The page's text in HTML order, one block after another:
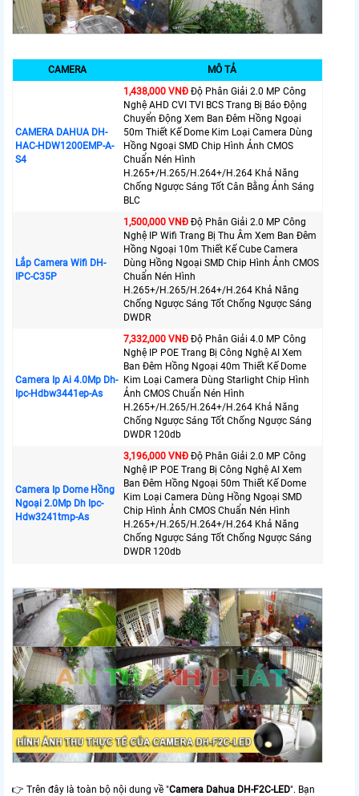
CAMERA MÔ TẢ
CAMERA DAHUA DH-
HAC-HDW1200EMP-A-
S4
1,438,000 VNÐ Độ Phân Giải 2.0 MP Công
Nghệ AHD CVI TVI BCS Trang Bị Báo Động
Chuyển Động Xem Ban Đêm Hồng Ngoại
50m Thiết Kế Dome Kim Loại Camera Dùng
Hồng Ngoại SMD Chip Hình Ảnh CMOS
Chuẩn Nén Hình
H.265+/H.265/H.264+/H.264 Khả Năng
Chống Ngược Sáng Tốt Cân Bằng Ánh Sáng
BLC
Lắp Camera Wifi DH-
IPC-C35P
1,500,000 VNÐ Độ Phân Giải 2.0 MP Công
Nghệ IP Wifi Trang Bị Thu Âm Xem Ban Đêm
Hồng Ngoại 10m Thiết Kế Cube Camera
Dùng Hồng Ngoại SMD Chip Hình Ảnh CMOS
Chuẩn Nén Hình
H.265+/H.265/H.264+/H.264 Khả Năng
Chống Ngược Sáng Tốt Chống Ngược Sáng
DWDR
Camera Ip Ai 4.0Mp Dh-
Ipc-Hdbw3441ep-As
7,332,000 VNÐ Độ Phân Giải 4.0 MP Công
Nghệ IP POE Trang Bị Công Nghệ AI Xem
Ban Đêm Hồng Ngoại 40m Thiết Kế Dome
Kim Loại Camera Dùng Starlight Chip Hình
Ảnh CMOS Chuẩn Nén Hình
H.265+/H.265/H.264+/H.264 Khả Năng
Chống Ngược Sáng Tốt Chống Ngược Sáng
DWDR 120db
Camera Ip Dome Hồng
Ngoại 2.0Mp Dh Ipc-
Hdw3241tmp-As
3,196,000 VNÐ Độ Phân Giải 2.0 MP Công
Nghệ IP POE Trang Bị Công Nghệ AI Xem
Ban Đêm Hồng Ngoại 50m Thiết Kế Dome
Kim Loại Camera Dùng Hồng Ngoại SMD
Chip Hình Ảnh CMOS Chuẩn Nén Hình
H.265+/H.265/H.264+/H.264 Khả Năng
Chống Ngược Sáng Tốt Chống Ngược Sáng
DWDR 120db
👉 Trên đây là toàn bộ nội dung về "Camera Dahua DH-F2C-LED". Bạn